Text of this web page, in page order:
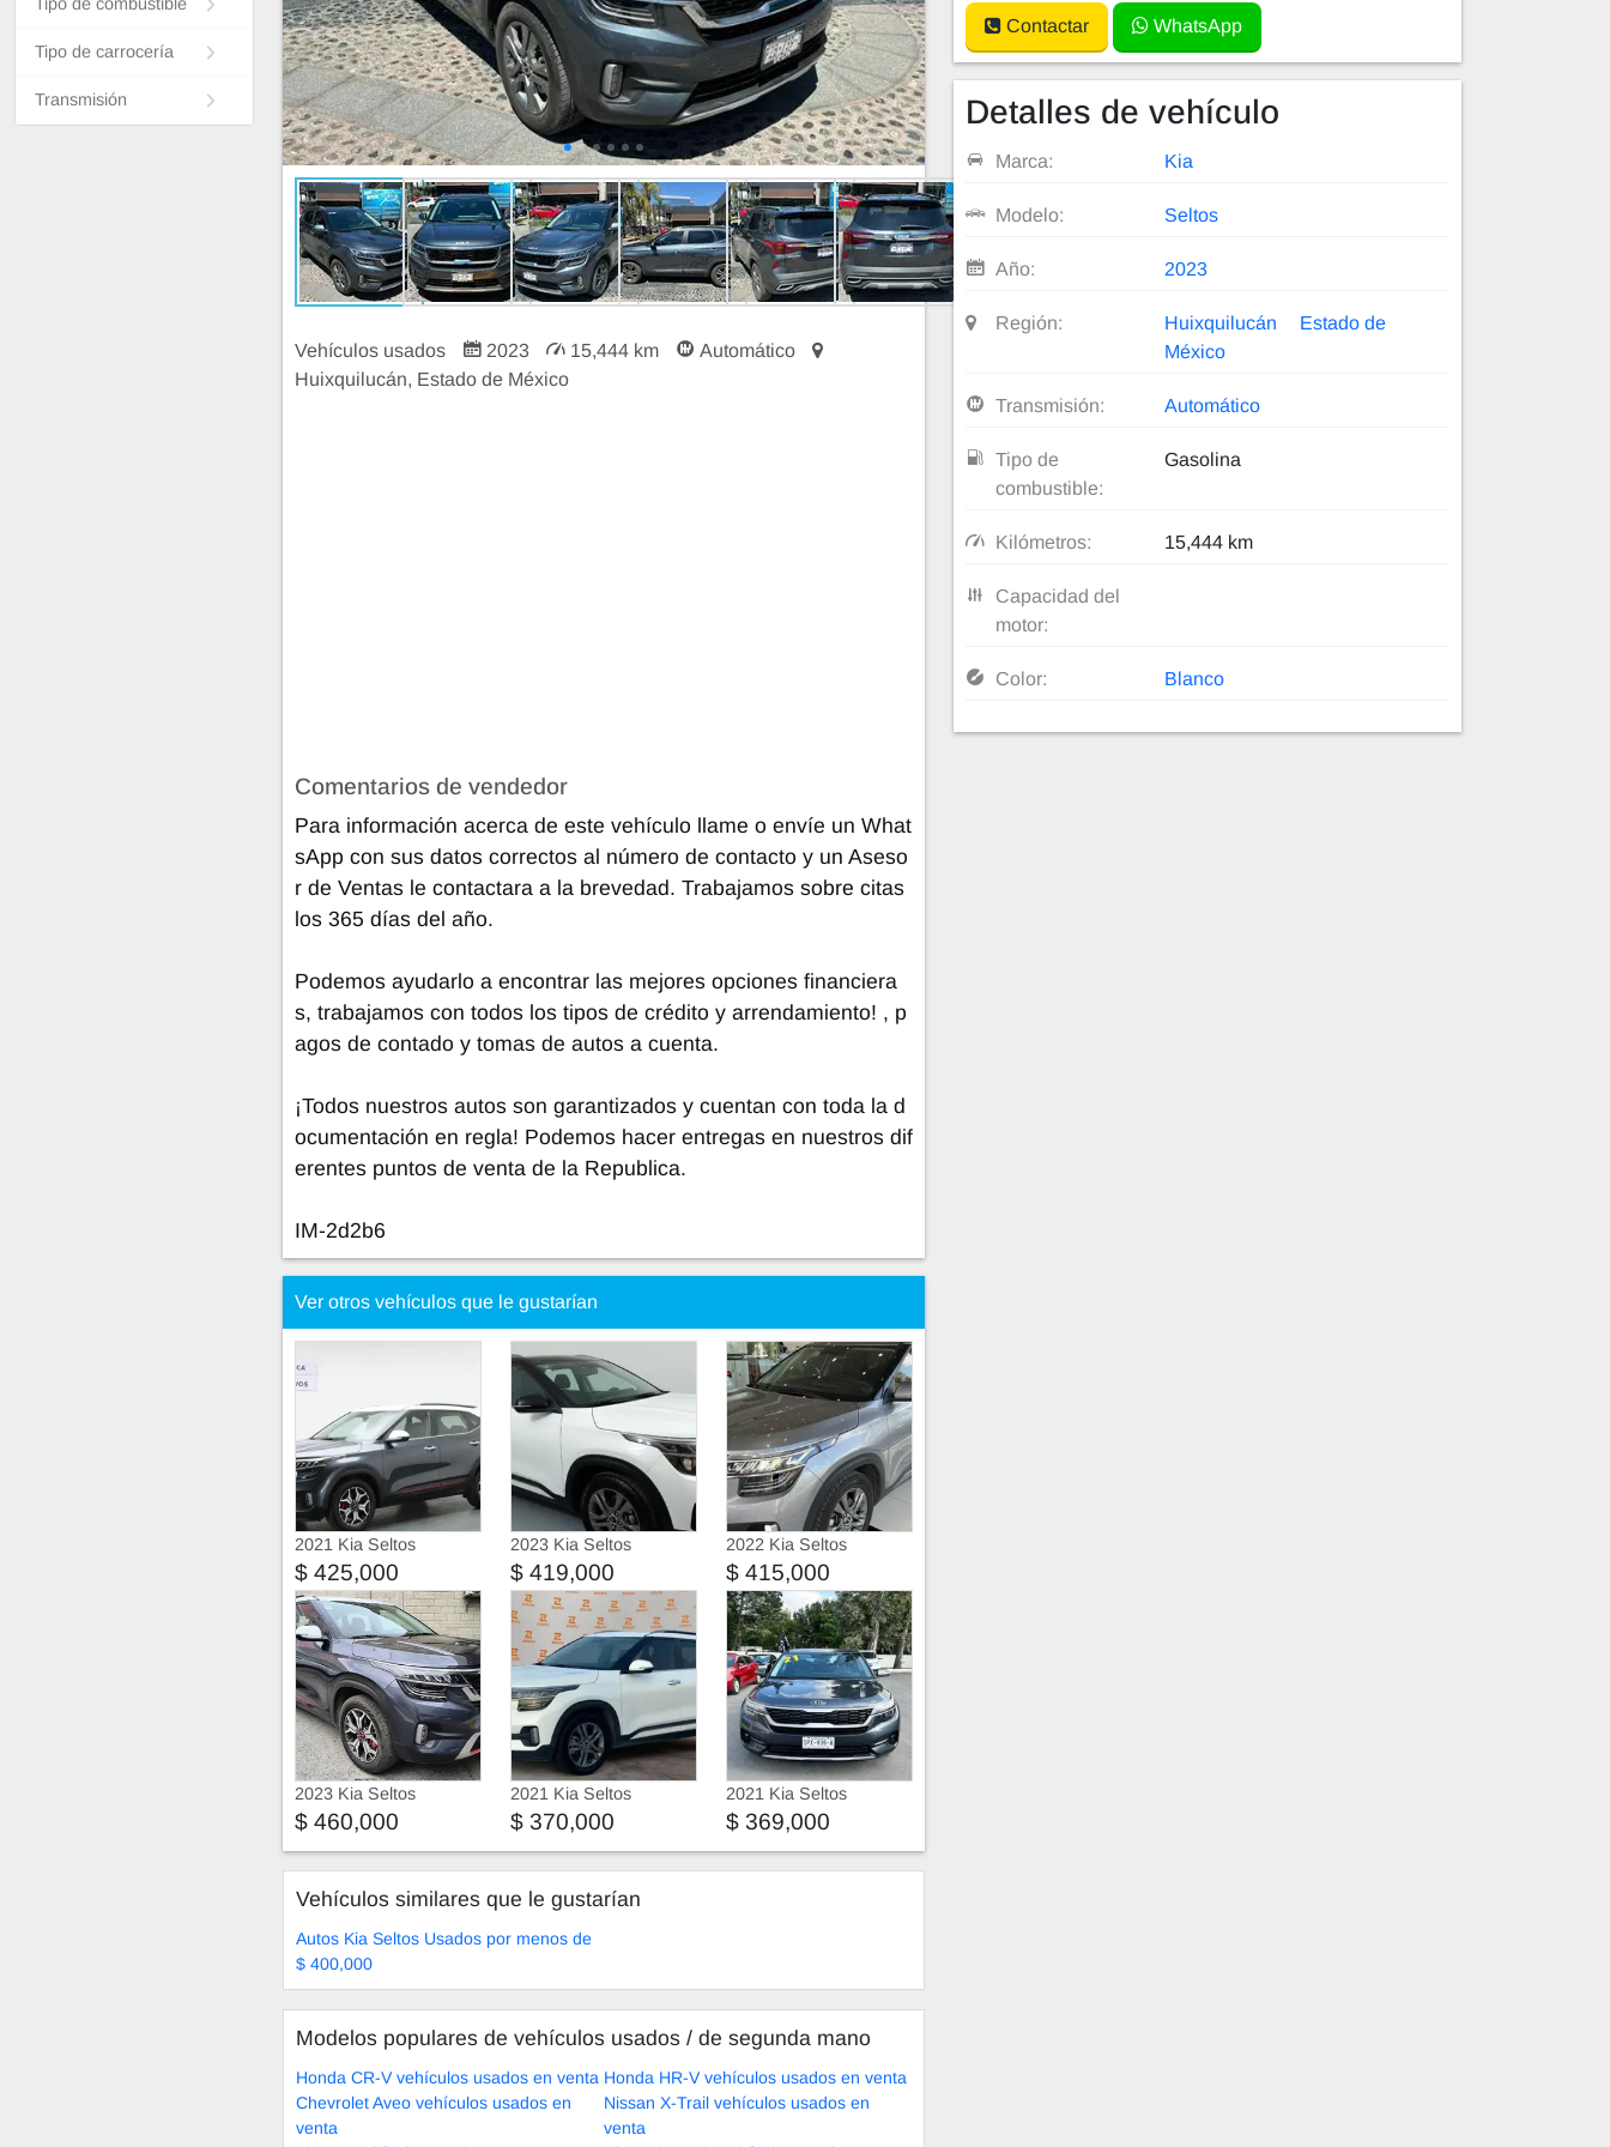
Tipo de combustible
Tipo de carrocería
Transmisión
Vehículos usados 2023 15,444 km
Automático
Huixquilucán, Estado de México
Comentarios de vendedor
Para información acerca de este vehículo llame o envíe un What
sApp con sus datos correctos al número de contacto y un Aseso
r de Ventas le contactara a la brevedad. Trabajamos sobre citas
los 365 días del año.
Podemos ayudarlo a encontrar las mejores opciones financiera
s, trabajamos con todos los tipos de crédito y arrendamiento! , p
agos de contado y tomas de autos a cuenta.
¡Todos nuestros autos son garantizados y cuentan con toda la d
ocumentación en regla! Podemos hacer entregas en nuestros dif
erentes puntos de venta de la Republica.
IM-2d2b6
Contactar WhatsApp
Detalles de vehículo
Marca: Kia
Modelo: Seltos
Año: 2023
Región: Huixquilucán
Estado de
México
Transmisión: Automático
Tipo de
combustible:
Gasolina
Kilómetros: 15,444 km
Capacidad del
motor:
Color: Blanco
Ver otros vehículos que le gustarían
2021 Kia Seltos
$ 425,000
2023 Kia Seltos
$ 419,000
2022 Kia Seltos
$ 415,000
2023 Kia Seltos
$ 460,000
2021 Kia Seltos
$ 370,000
2021 Kia Seltos
$ 369,000
Vehículos similares que le gustarían
Autos Kia Seltos Usados por menos de
$ 400,000
Modelos populares de vehículos usados ​​/ de segunda mano
Honda CR-V vehículos usados en venta Honda HR-V vehículos usados en venta
Chevrolet Aveo vehículos usados en
venta
Nissan X-Trail vehículos usados en
venta